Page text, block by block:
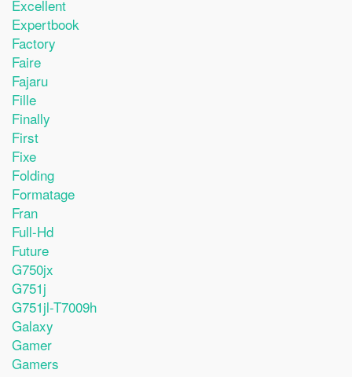
Excellent
Expertbook
Factory
Faire
Fajaru
Fille
Finally
First
Fixe
Folding
Formatage
Fran
Full-Hd
Future
G750jx
G751j
G751jl-T7009h
Galaxy
Gamer
Gamers